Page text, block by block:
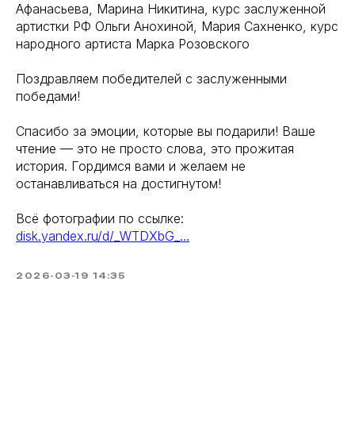
Афанасьева, Марина Никитина, курс заслуженной
артистки РФ Ольги Анохиной, Мария Сахненко, курс
народного артиста Марка Розовского
Поздравляем победителей с заслуженными
победами!
Спасибо за эмоции, которые вы подарили! Ваше
чтение — это не просто слова, это прожитая
история. Гордимся вами и желаем не
останавливаться на достигнутом!
Всё фотографии по ссылке:
disk.yandex.ru/d/_WTDXbG_...
2026-03-19 14:35